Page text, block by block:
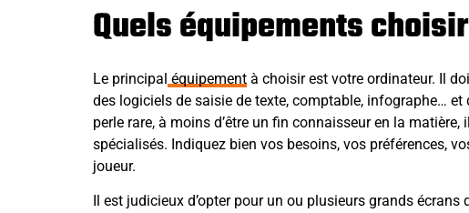
Quels équipements
Le principal équipement à choisir est votre ordinateur. Il
des logiciels de saisie de texte, comptable, infographe… et
perle rare, à moins d’être un fin connaisseur en la
spécialisés. Indiquez bien vos besoins, vos préférences,
joueur.
Il est judicieux d’opter pour un ou plusieurs grands écrans